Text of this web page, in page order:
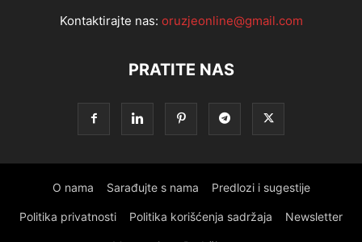
Kontaktirajte nas: oruzjeonline@gmail.com
PRATITE NAS
O nama Sarađujte s nama Predlozi i sugestije
Politika privatnosti Politika korišćenja sadržaja Newsletter